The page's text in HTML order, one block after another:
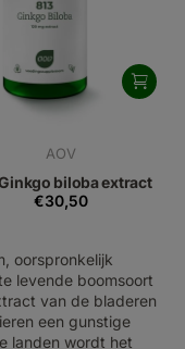
AOV
biloba extract
€30,50
oorspronkelijk
levende boomsoort
van de bladeren
een gunstige
landen wordt het